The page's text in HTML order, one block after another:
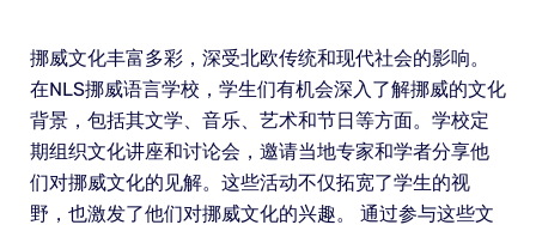
挪威文化丰富多彩，深受北欧传统和现代社会的影响。
在NLS挪威语言学校，学生们有机会深入了解挪威的文化
背景，包括其文学、音乐、艺术和节日等方面。学校定
期组织文化讲座和讨论会，邀请当地专家和学者分享他
们对挪威文化的见解。这些活动不仅拓宽了学生的视
野，也激发了他们对挪威文化的兴趣。 通过参与这些文